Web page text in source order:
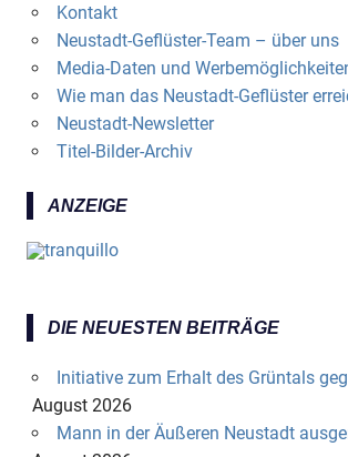
Kontakt
Neustadt-Geflüster-Team – über uns
Media-Daten und
Wie man das Neustadt-Geflüster
Neustadt-Newsletter
Titel-Bilder-Archiv
ANZEIGE
DIE NEUESTEN BEITRÄGE
Initiative zum Erhalt des Grüntals
August 2026
Mann in der Äußeren Neustadt